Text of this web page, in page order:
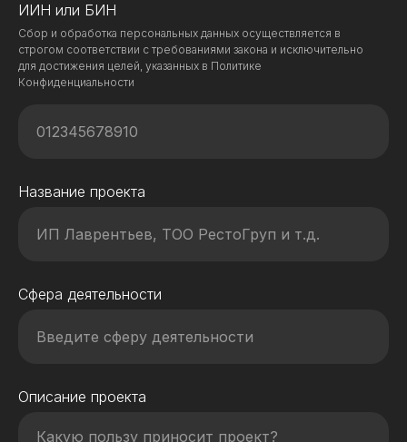
ИИН или БИН
Cбор и обработка персональных данных осуществляется в
строгом соответствии с требованиями закона и исключительно
для достижения целей, указанных в Политике
Конфиденциальности
Название проекта
Сфера деятельности
Описание проекта